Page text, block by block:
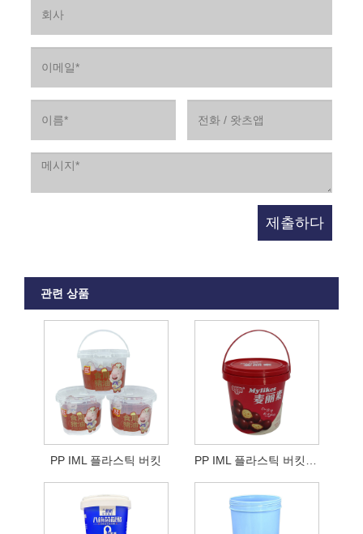
관련 상품
PP IML 플라스틱 버킷 PP IML 플라스틱 버킷 사출 성형